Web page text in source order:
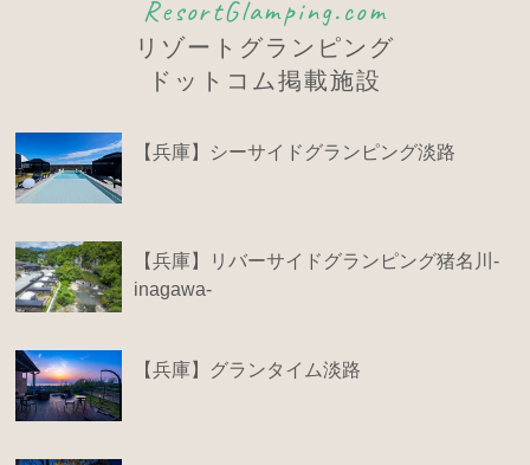
ResortGlamping.com
リゾートグランピング
ドットコム掲載施設
【兵庫】シーサイドグランピング淡路
【兵庫】リバーサイドグランピング猪名川-
inagawa-
【兵庫】グランタイム淡路